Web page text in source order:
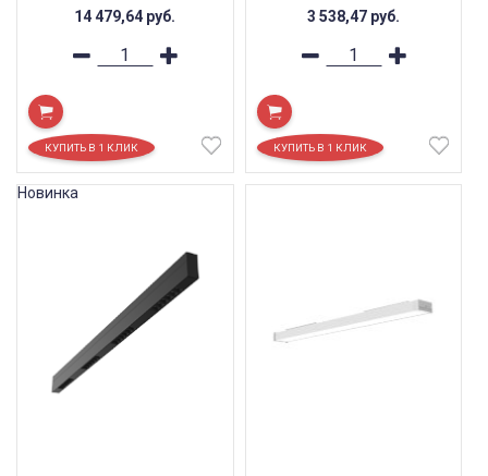
14 479,64 руб. 3 538,47 руб.
Новинка